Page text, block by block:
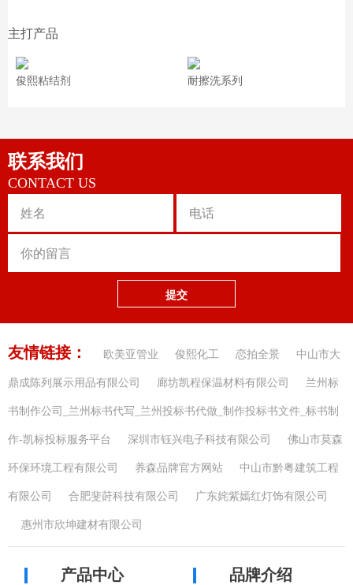
主打产品
俊熙粘结剂 耐擦洗系列
联系我们
CONTACT US
提交
友情链接： 欧美亚管业 俊熙化工 恋拍全景 中山市大
鼎成陈列展示用品有限公司 廊坊凯程保温材料有限公司 兰州标
书制作公司_兰州标书代写_兰州投标书代做_制作投标书文件_标书制
作-凯标投标服务平台 深圳市钰兴电子科技有限公司 佛山市莫森
环保环境工程有限公司 养森品牌官方网站 中山市黔粤建筑工程
有限公司 合肥斐莳科技有限公司 广东姹紫嫣红灯饰有限公司
惠州市欣坤建材有限公司
产品中心 品牌介绍